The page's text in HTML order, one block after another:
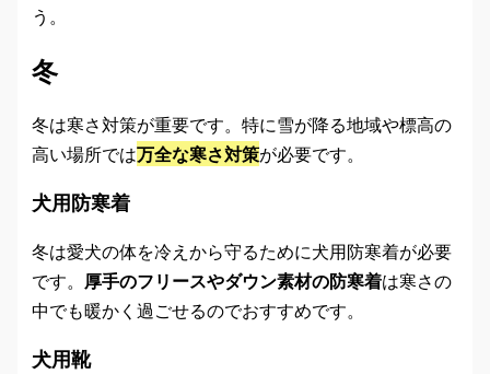
う。
冬
冬は寒さ対策が重要です。特に雪が降る地域や標高の
高い場所では万全な寒さ対策が必要です。
犬用防寒着
冬は愛犬の体を冷えから守るために犬用防寒着が必要
です。 厚手のフリースやダウン素材の防寒着は寒さの
中でも暖かく過ごせるのでおすすめです。
犬用靴